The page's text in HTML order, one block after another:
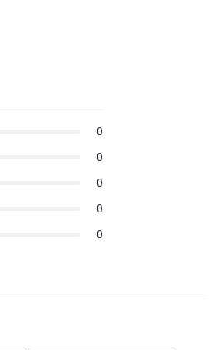
0
0
0
0
0